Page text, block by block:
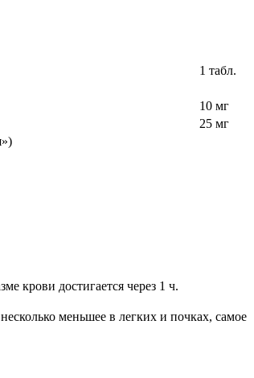
1 табл.
10 мг
25 мг
крови достигается через 1 ч.
меньшее в легких и почках, самое